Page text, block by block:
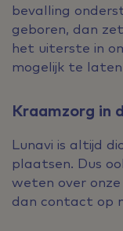
bevalling
geboren, dan
het uiterste in
mogelijk te
Kraamzorg in
Lunavi is altijd
plaatsen. Dus
weten over
dan contact op